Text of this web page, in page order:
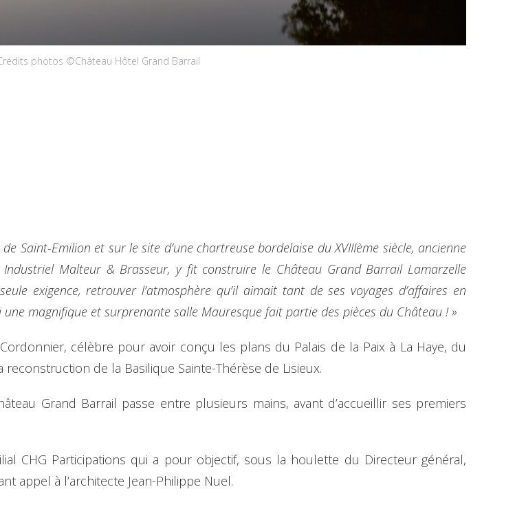
photos ©Château Hôtel Grand Barrail
Saint-Emilion et sur le site d’une chartreuse bordelaise du XVIIIème siècle, ancienne
Malteur & Brasseur, y fit construire le Château Grand Barrail Lamarzelle
exigence, retrouver l’atmosphère qu’il aimait tant de ses voyages d’affaires en
une magnifique et surprenante salle Mauresque fait partie des pièces du Château ! »
célèbre pour avoir conçu les plans du Palais de la Paix à La Haye, du
de la Basilique Sainte-Thérèse de Lisieux.
Grand Barrail passe entre plusieurs mains, avant d’accueillir ses premiers
CHG Participations qui a pour objectif, sous la houlette du Directeur général,
appel à l’architecte Jean-Philippe Nuel.